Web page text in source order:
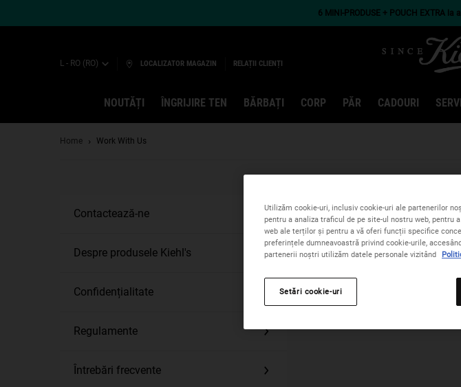
6 MINI-PRODUSE + POUCH EXTRA
L - RO (RO) LOCALIZATOR MAGAZIN RELAȚII CLIENȚI
NOUTĂȚI ÎNGRIJIRE TEN BĂRBAȚI CORP PĂR CADOURI
Home
Work With Us
Contactează-ne
Despre produsele Kiehl's
Confidențialitate
Regulamente
Întrebări frecvente
WORK
Utilizăm cookie-uri, inclusiv cookie-uri ale partenerilor
pentru a analiza traficul de pe site-ul nostru web,
web ale terților și pentru a vă oferi funcții specifice
preferințele dumneavoastră privind cookie-urile,
partenerii noștri utilizăm datele personale vizitând
Setări cookie-uri